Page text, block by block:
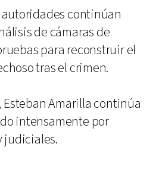
continúan
de cámaras de
para reconstruir el
tras el crimen.
Amarilla continúa
intensamente por
judiciales.